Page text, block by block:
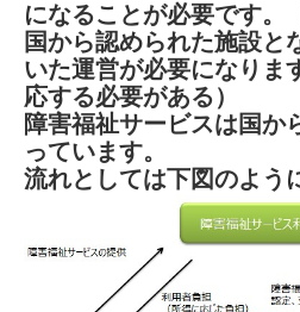
になることが必要です。
国から認められた施設と
いた運営が必要になりま
応する必要がある）
障害福祉サービスは国か
っています。
流れとしては下図のよう